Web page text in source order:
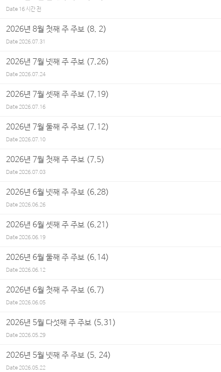
Date 16 시간 전
2026년 8월 첫째 주 주보 (8. 2)
Date2026.07.31
2026년 7월 넷째 주 주보 (7.26)
Date2026.07.24
2026년 7월 셋째 주 주보 (7.19)
Date2026.07.16
2026년 7월 둘째 주 주보 (7.12)
Date2026.07.10
2026년 7월 첫째 주 주보 (7.5)
Date2026.07.03
2026년 6월 넷째 주 주보 (6.28)
Date2026.06.26
2026년 6월 셋째 주 주보 (6.21)
Date2026.06.19
2026년 6월 둘째 주 주보 (6.14)
Date2026.06.12
2026년 6월 첫째 주 주보 (6.7)
Date2026.06.05
2026년 5월 다섯째 주 주보 (5.31)
Date2026.05.29
2026년 5월 넷째 주 주보 (5. 24)
Date2026.05.22